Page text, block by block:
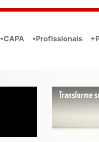
•CAPA •Profissionais